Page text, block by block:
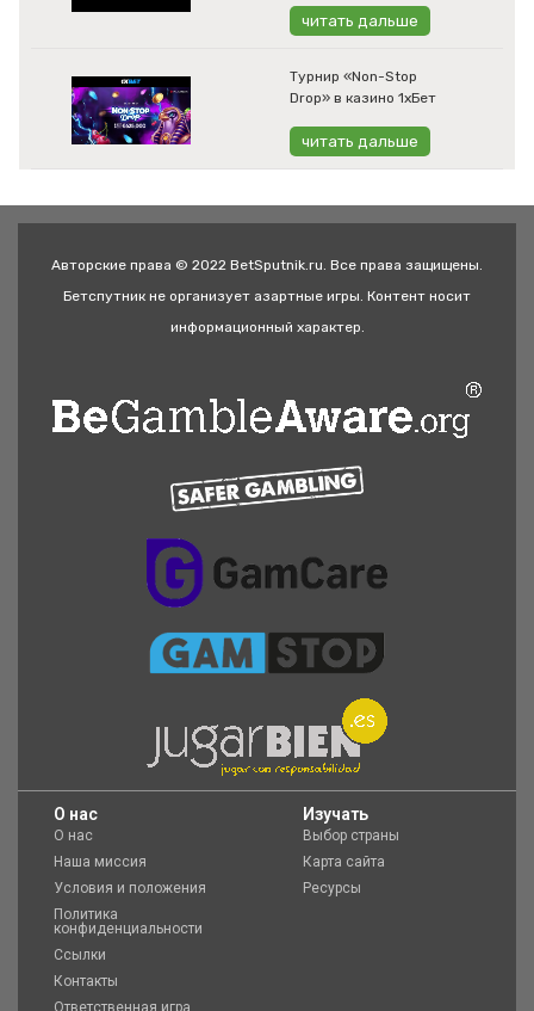
читать дальше
Турнир «Non-Stop
Drop» в казино 1хБет
читать дальше
Авторские права © 2022 BetSputnik.ru. Все права защищены.
Бетспутник не организует азартные игры. Контент носит
информационный характер.
O нас
О нас
Наша миссия
Условия и положения
Политика
конфиденциальности
Ссылки
Контакты
Ответственная игра
Изучать
Выбор страны
Карта сайта
Ресурсы